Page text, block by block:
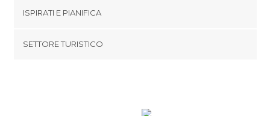
Termini e Condizioni
ISPIRATI E PIANIFICA
SETTORE TURISTICO